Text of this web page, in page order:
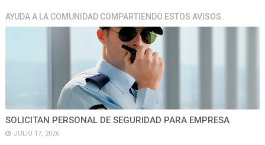
AYUDA A LA COMUNIDAD COMPARTIENDO ESTOS AVISOS.
SOLICITAN PERSONAL DE SEGURIDAD PARA EMPRESA
JULIO 17, 2026